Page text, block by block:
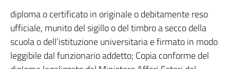
diploma o certificato in originale o debitamente reso
ufficiale, munito del sigillo o del timbro a secco della
scuola o dell’istituzione universitaria e firmato in modo
leggibile dal funzionario addetto; Copia conforme del